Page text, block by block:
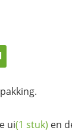
ui(1 stuk) en